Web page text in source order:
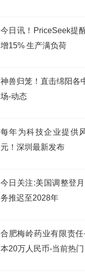
今日讯！PriceSeek提
增15% 生产满负荷
神兽归笼！直击绵阳各
场-动态
每年为科技企业提供
元！深圳最新发布
今日关注:美国调整登
务推迟至2028年
合肥梅岭药业有限责
本20万人民币-当前热门